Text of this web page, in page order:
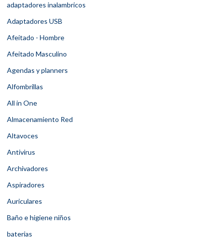
adaptadores inalambricos
Adaptadores USB
Afeitado - Hombre
Afeitado Masculino
Agendas y planners
Alfombrillas
All in One
Almacenamiento Red
Altavoces
Antivirus
Archivadores
Aspiradores
Auriculares
Baño e higiene niños
baterias